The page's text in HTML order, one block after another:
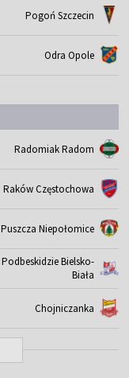
Pogoń Szczecin
Odra Opole
Radomiak Radom
Raków Częstochowa
Puszcza Niepołomice
Podbeskidzie Bielsko-
Biała
Chojniczanka